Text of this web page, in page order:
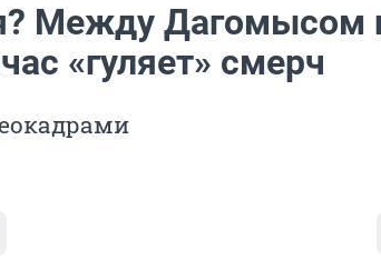
Между Дагомысом
«гуляет» смерч